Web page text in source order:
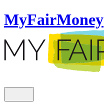
MyFairMoney